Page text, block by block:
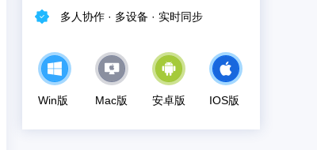
多人协作 · 多设备 · 实时同步
Win版 Mac版 安卓版 IOS版